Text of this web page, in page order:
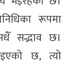
रूपमा
सद्भाव छ।
छ, त्यो